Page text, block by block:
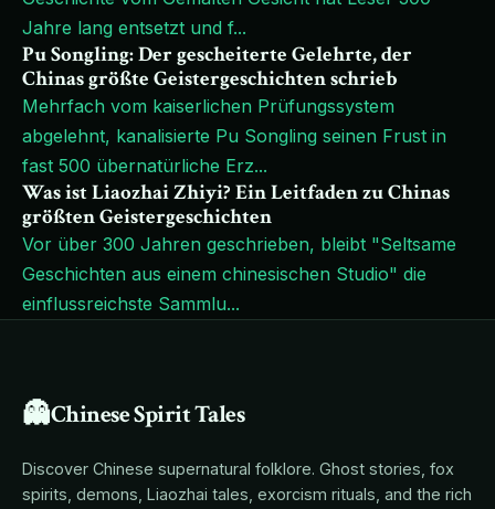
Jahre lang entsetzt und f...
Pu Songling: Der gescheiterte Gelehrte, der
Chinas größte Geistergeschichten schrieb
Mehrfach vom kaiserlichen Prüfungssystem
abgelehnt, kanalisierte Pu Songling seinen Frust in
fast 500 übernatürliche Erz...
Was ist Liaozhai Zhiyi? Ein Leitfaden zu Chinas
größten Geistergeschichten
Vor über 300 Jahren geschrieben, bleibt "Seltsame
Geschichten aus einem chinesischen Studio" die
einflussreichste Sammlu...
👻Chinese Spirit Tales
Discover Chinese supernatural folklore. Ghost stories, fox
spirits, demons, Liaozhai tales, exorcism rituals, and the rich